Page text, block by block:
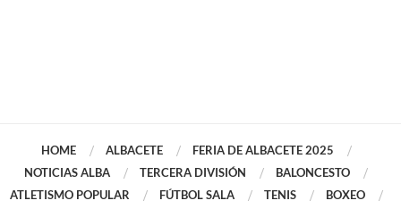
HOME ALBACETE
FERIA DE ALBACETE 2025
NOTICIAS ALBA
TERCERA DIVISIÓN
BALONCESTO
ATLETISMO POPULAR
FÚTBOL SALA TENIS
BOXEO